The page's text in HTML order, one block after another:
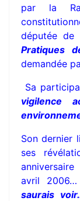
par la
députée de
Pratiques
demandée
Sa
vigilence
Son dernier
ses
avril
saurais